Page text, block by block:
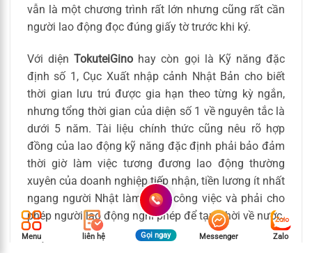
vẫn là một chương trình rất lớn nhưng cũng rất cần
người lao động đọc đúng giấy tờ trước khi ký.
Với diệnTokuteiGino hay còn gọi là Kỹ năng đặc
định số 1, Cục Xuất nhập cảnh Nhật Bản cho biết
thời gian lưu trú được gia hạn theo từng kỳ ngắn,
nhưng tổng thời gian của diện số 1 về nguyên tắc là
dưới 5 năm. Tài liệu chính thức cũng nêu rõ hợp
đồng của lao động kỹ năng đặc định phải bảo đảm
thời giờ làm việc tương đương lao động thường
xuyên của doanh nghiệp tiếp nhận, tiền lương ít nhất
ngang người Nhật làm cùng công việc và phải cho
phép người lao động nghỉ phép để tạm thời về nước.
Menu liên hệ Gọi ngay Messenger Zalo